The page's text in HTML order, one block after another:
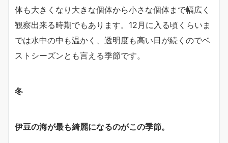
体も大きくなり大きな個体から小さな個体まで幅広く
観察出来る時期でもあります。12月に入る頃くらいま
では水中の中も温かく、透明度も高い日が続くのでベ
ストシーズンとも言える季節です。
冬
伊豆の海が最も綺麗になるのがこの季節。